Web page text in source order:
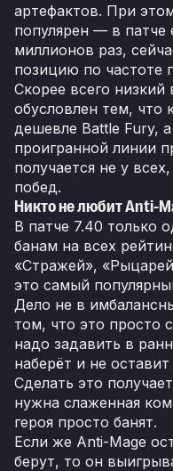
артефактов. При
популярен — в патче
миллионов раз,
позицию по частоте
Скорее всего
обусловлен тем, что
дешевле Battle Fury,
проигранной линии
получается не у
побед.
Никто не любит Anti-
В патче 7.40 только
банам на всех
«Стражей»,
это самый
Дело не в
том, что это просто
надо задавить в
наберёт и не
Сделать это
нужна слаженная
героя просто банят.
Если же Anti-Mage
берут, то он